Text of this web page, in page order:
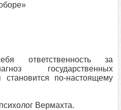
ответственность за
государственных
становится по‑настоящему
Вермахта.